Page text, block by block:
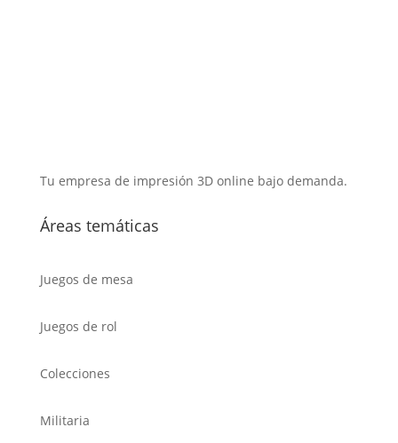
Tu empresa de impresión 3D online bajo demanda.
Áreas temáticas
Juegos de mesa
Juegos de rol
Colecciones
Militaria